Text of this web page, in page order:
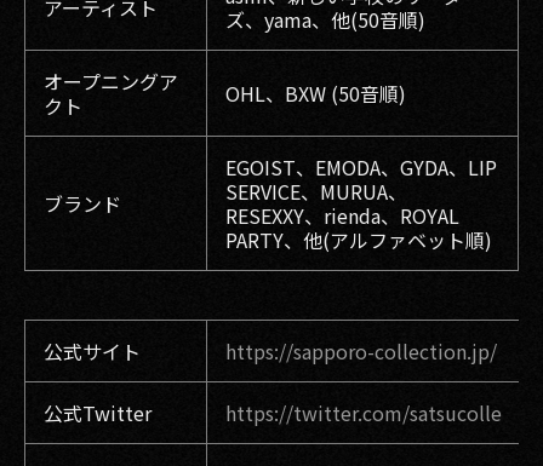
アーティスト
ズ、yama、他(50音順)
オープニングア
クト
OHL、BXW (50音順)
ブランド
EGOIST、EMODA、GYDA、LIP
SERVICE、MURUA、
RESEXXY、rienda、ROYAL
PARTY、他(アルファベット順)
公式サイト https://sapporo-collection.jp/
公式Twitter https://twitter.com/satsucolle